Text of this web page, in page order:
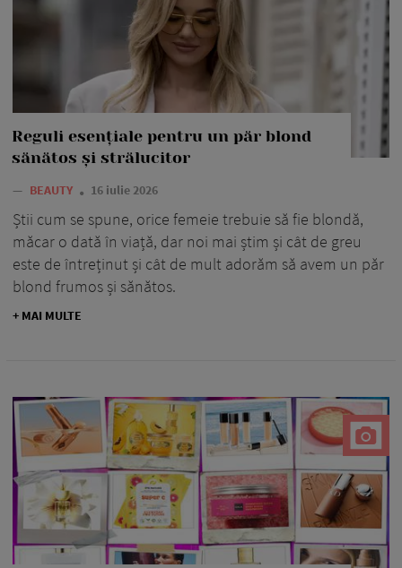
Reguli esențiale pentru un păr blond
sănătos și strălucitor
— BEAUTY 16 iulie 2026
Știi cum se spune, orice femeie trebuie să fie blondă,
măcar o dată în viață, dar noi mai știm și cât de greu
este de întreținut și cât de mult adorăm să avem un păr
blond frumos și sănătos.
+ MAI MULTE